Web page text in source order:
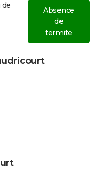
de
Absence
de
termite